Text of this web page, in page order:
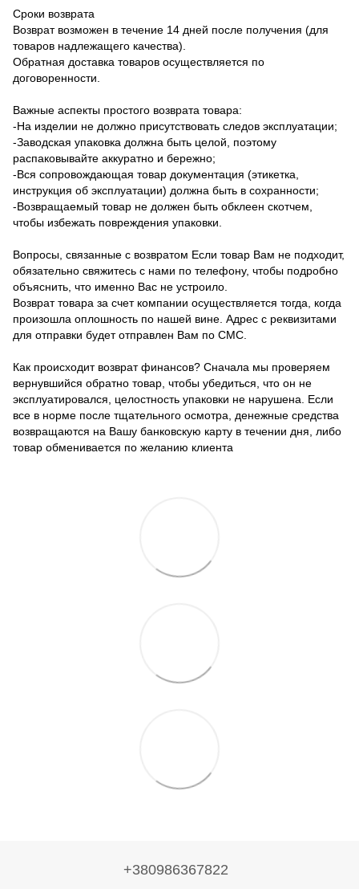
Сроки возврата
Возврат возможен в течение 14 дней после получения (для
товаров надлежащего качества).
Обратная доставка товаров осуществляется по
договоренности.
Важные аспекты простого возврата товара:
-На изделии не должно присутствовать следов эксплуатации;
-Заводская упаковка должна быть целой, поэтому
распаковывайте аккуратно и бережно;
-Вся сопровождающая товар документация (этикетка,
инструкция об эксплуатации) должна быть в сохранности;
-Возвращаемый товар не должен быть обклеен скотчем,
чтобы избежать повреждения упаковки.
Вопросы, связанные с возвратом Если товар Вам не подходит,
обязательно свяжитесь с нами по телефону, чтобы подробно
объяснить, что именно Вас не устроило.
Возврат товара за счет компании осуществляется тогда, когда
произошла оплошность по нашей вине. Адрес с реквизитами
для отправки будет отправлен Вам по СМС.
Как происходит возврат финансов? Сначала мы проверяем
вернувшийся обратно товар, чтобы убедиться, что он не
эксплуатировался, целостность упаковки не нарушена. Если
все в норме после тщательного осмотра, денежные средства
возвращаются на Вашу банковскую карту в течении дня, либо
товар обменивается по желанию клиента
+380986367822